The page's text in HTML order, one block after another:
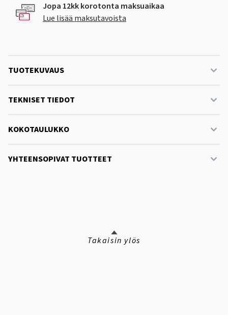
Jopa 12kk korotonta maksuaikaa
Lue lisää maksutavoista
TUOTEKUVAUS
TEKNISET TIEDOT
KOKOTAULUKKO
YHTEENSOPIVAT TUOTTEET
Takaisin ylös